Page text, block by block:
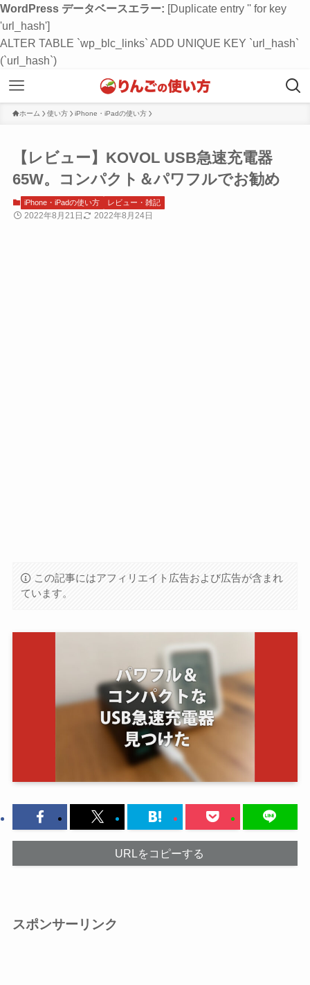
WordPress データベースエラー: [Duplicate entry '' for key
'url_hash']
ALTER TABLE `wp_blc_links` ADD UNIQUE KEY `url_hash`
(`url_hash`)
ホーム 使い方 iPhone・iPadの使い方
【レビュー】KOVOL USB急速充電器
65W。コンパクト＆パワフルでお勧め
iPhone・iPadの使い方 レビュー・雑記
2022年8月21日 2022年8月24日
この記事にはアフィリエイト広告および広告が含まれ
ています。
URLをコピーする
スポンサーリンク